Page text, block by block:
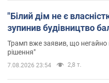
"Білий дім не є
зупинив будівництво
Трамп вже заявив, що негайно
рішення"
7.08.2026 23:54 2,8 т.